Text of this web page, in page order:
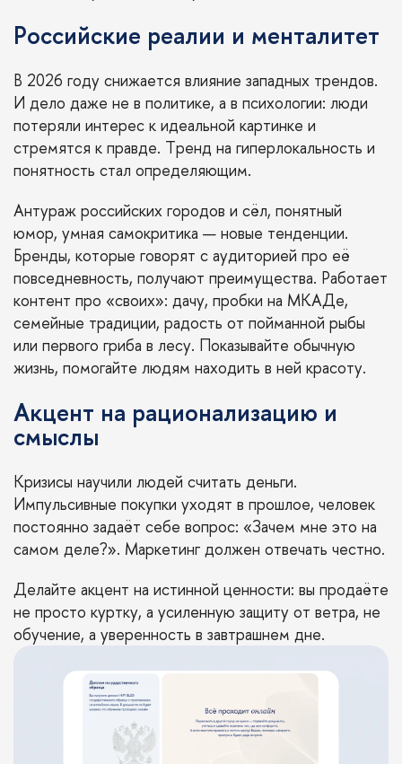
Российские реалии и менталитет
В 2026 году снижается влияние западных трендов.
И дело даже не в политике, а в психологии: люди
потеряли интерес к идеальной картинке и
стремятся к правде. Тренд на гиперлокальность и
понятность стал определяющим.
Антураж российских городов и сёл, понятный
юмор, умная самокритика — новые тенденции.
Бренды, которые говорят с аудиторией про её
повседневность, получают преимущества. Работает
контент про «своих»: дачу, пробки на МКАДе,
семейные традиции, радость от пойманной рыбы
или первого гриба в лесу. Показывайте обычную
жизнь, помогайте людям находить в ней красоту.
Акцент на рационализацию и
смыслы
Кризисы научили людей считать деньги.
Импульсивные покупки уходят в прошлое, человек
постоянно задаёт себе вопрос: «Зачем мне это на
самом деле?». Маркетинг должен отвечать честно.
Делайте акцент на истинной ценности: вы продаёте
не просто куртку, а усиленную защиту от ветра, не
обучение, а уверенность в завтрашнем дне.